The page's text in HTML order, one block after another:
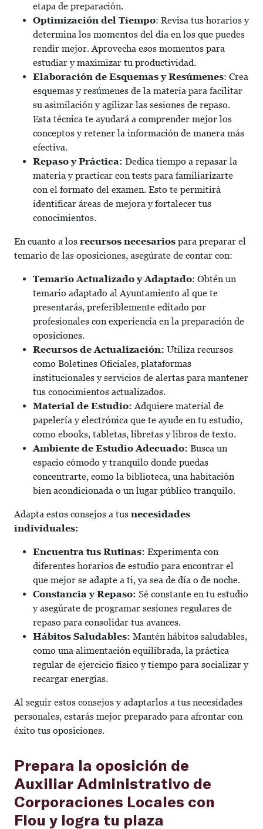
etapa de preparación.
Optimización del Tiempo: Revisa tus horarios y
determina los momentos del día en los que puedes
rendir mejor. Aprovecha esos momentos para
estudiar y maximizar tu productividad.
Elaboración de Esquemas y Resúmenes: Crea
esquemas y resúmenes de la materia para facilitar
su asimilación y agilizar las sesiones de repaso.
Esta técnica te ayudará a comprender mejor los
conceptos y retener la información de manera más
efectiva.
Repaso y Práctica: Dedica tiempo a repasar la
materia y practicar con tests para familiarizarte
con el formato del examen. Esto te permitirá
identificar áreas de mejora y fortalecer tus
conocimientos.
En cuanto a los recursos necesarios para preparar el
temario de las oposiciones, asegúrate de contar con:
Temario Actualizado y Adaptado: Obtén un
temario adaptado al Ayuntamiento al que te
presentarás, preferiblemente editado por
profesionales con experiencia en la preparación de
oposiciones.
Recursos de Actualización: Utiliza recursos
como Boletines Oficiales, plataformas
institucionales y servicios de alertas para mantener
tus conocimientos actualizados.
Material de Estudio: Adquiere material de
papelería y electrónica que te ayude en tu estudio,
como ebooks, tabletas, libretas y libros de texto.
Ambiente de Estudio Adecuado: Busca un
espacio cómodo y tranquilo donde puedas
concentrarte, como la biblioteca, una habitación
bien acondicionada o un lugar público tranquilo.
Adapta estos consejos a tus necesidades
individuales:
Encuentra tus Rutinas: Experimenta con
diferentes horarios de estudio para encontrar el
que mejor se adapte a ti, ya sea de día o de noche.
Constancia y Repaso: Sé constante en tu estudio
y asegúrate de programar sesiones regulares de
repaso para consolidar tus avances.
Hábitos Saludables: Mantén hábitos saludables,
como una alimentación equilibrada, la práctica
regular de ejercicio físico y tiempo para socializar y
recargar energías.
Al seguir estos consejos y adaptarlos a tus necesidades
personales, estarás mejor preparado para afrontar con
éxito tus oposiciones.
Prepara la oposición de
Auxiliar Administrativo de
Corporaciones Locales con
Flou y logra tu plaza